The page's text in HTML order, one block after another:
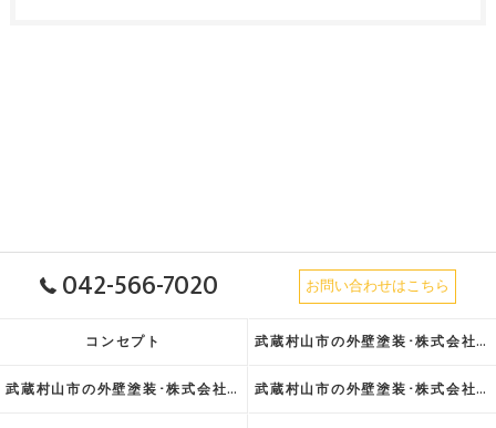
042-566-7020 お問い合わせはこちら
コンセプト 武蔵村山市の外壁塗装･株式会社ブラッチの口コミ情報
武蔵村山市の外壁塗装･株式会社ブラッチの評判 武蔵村山市の外壁塗装･株式会社ブラッチのお客様の声